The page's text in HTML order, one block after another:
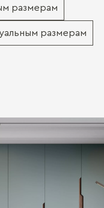
размерам
размерам